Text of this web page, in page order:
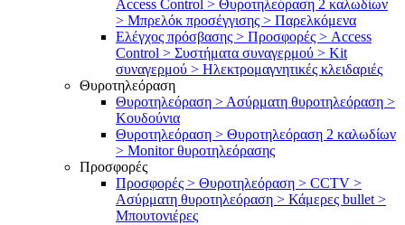
Access Control > Θυροτηλεόραση 2 καλωδίων
> Μπρελόκ προσέγγισης > Παρελκόμενα
Ελέγχος πρόσβασης > Προσφορές > Access
Control > Συστήματα συναγερμού > Kit
συναγερμού > Ηλεκτρομαγνητικές κλειδαριές
Θυροτηλεόραση
Θυροτηλεόραση > Ασύρματη θυροτηλεόραση >
Κουδούνια
Θυροτηλεόραση > Θυροτηλεόραση 2 καλωδίων
> Μonitor θυροτηλεόρασης
Προσφορές
Προσφορές > Θυροτηλεόραση > CCTV >
Ασύρματη θυροτηλεόραση > Κάμερες bullet >
Μπουτονιέρες